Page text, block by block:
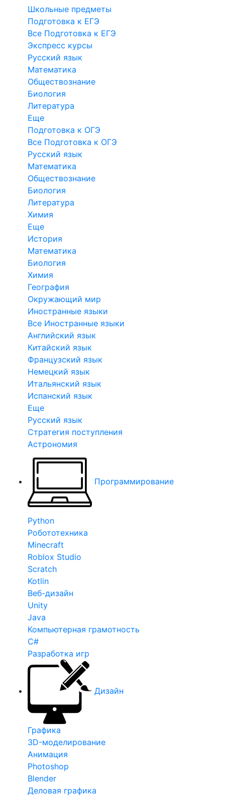
Школьные предметы
Подготовка к ЕГЭ
Все Подготовка к ЕГЭ
Экспресс курсы
Русский язык
Математика
Обществознание
Биология
Литература
Еще
Подготовка к ОГЭ
Все Подготовка к ОГЭ
Русский язык
Математика
Обществознание
Биология
Литература
Химия
Еще
История
Математика
Биология
Химия
География
Окружающий мир
Иностранные языки
Все Иностранные языки
Английский язык
Китайский язык
Французский язык
Немецкий язык
Итальянский язык
Испанский язык
Еще
Русский язык
Стратегия поступления
Астрономия
Программирование
Python
Робототехника
Minecraft
Roblox Studio
Scratch
Kotlin
Веб-дизайн
Unity
Java
Компьютерная грамотность
C#
Разработка игр
Дизайн
Графика
3D-моделирование
Анимация
Photoshop
Blender
Деловая графика